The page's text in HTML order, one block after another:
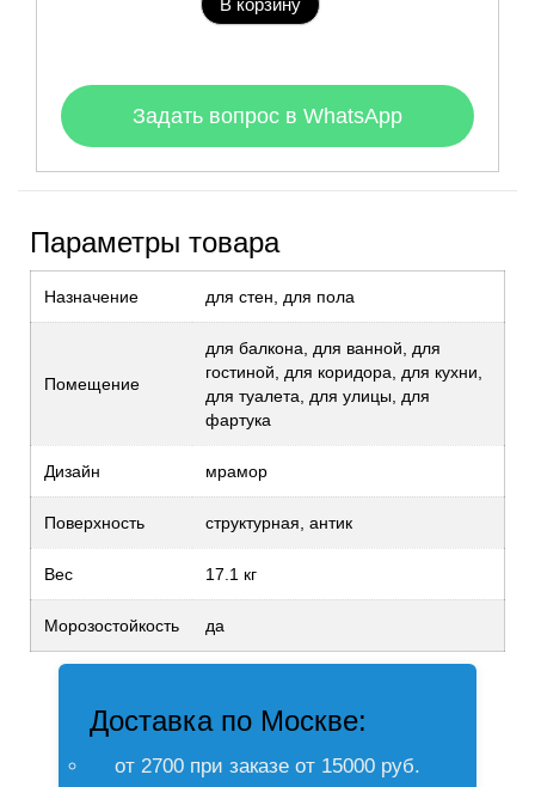
Задать вопрос в WhatsApp
Параметры товара
Назначение для стен, для пола
Помещение
для балкона, для ванной, для
гостиной, для коридора, для кухни,
для туалета, для улицы, для
фартука
Дизайн мрамор
Поверхность структурная, антик
Вес 17.1 кг
Морозостойкость да
Доставка по Москве:
от 2700 при заказе от 15000 руб.